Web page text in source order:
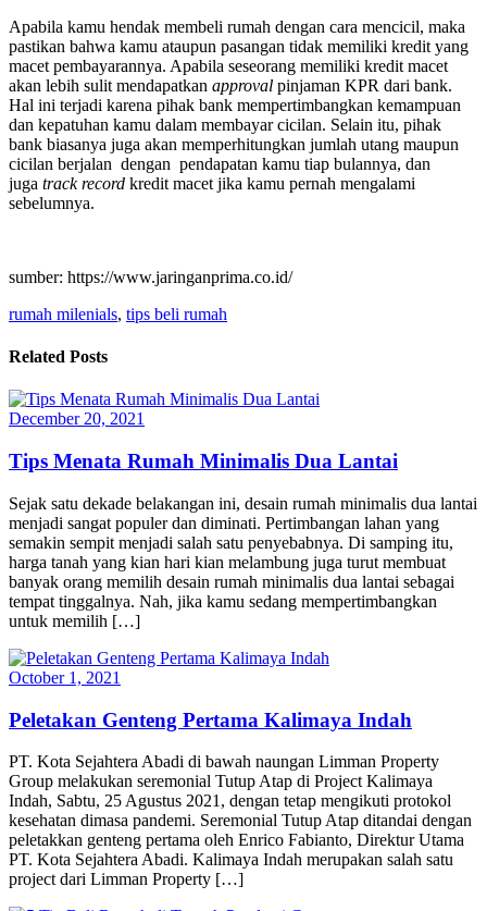
Apabila kamu hendak membeli rumah dengan cara mencicil, maka
pastikan bahwa kamu ataupun pasangan tidak memiliki kredit yang
macet pembayarannya. Apabila seseorang memiliki kredit macet
akan lebih sulit mendapatkan approval pinjaman KPR dari bank.
Hal ini terjadi karena pihak bank mempertimbangkan kemampuan
dan kepatuhan kamu dalam membayar cicilan. Selain itu, pihak
bank biasanya juga akan memperhitungkan jumlah utang maupun
cicilan berjalan dengan pendapatan kamu tiap bulannya, dan
juga track record kredit macet jika kamu pernah mengalami
sebelumnya.
sumber: https://www.jaringanprima.co.id/
rumah milenials, tips beli rumah
Related Posts
December 20, 2021
Tips Menata Rumah Minimalis Dua Lantai
Sejak satu dekade belakangan ini, desain rumah minimalis dua lantai
menjadi sangat populer dan diminati. Pertimbangan lahan yang
semakin sempit menjadi salah satu penyebabnya. Di samping itu,
harga tanah yang kian hari kian melambung juga turut membuat
banyak orang memilih desain rumah minimalis dua lantai sebagai
tempat tinggalnya. Nah, jika kamu sedang mempertimbangkan
untuk memilih […]
October 1, 2021
Peletakan Genteng Pertama Kalimaya Indah
PT. Kota Sejahtera Abadi di bawah naungan Limman Property
Group melakukan seremonial Tutup Atap di Project Kalimaya
Indah, Sabtu, 25 Agustus 2021, dengan tetap mengikuti protokol
kesehatan dimasa pandemi. Seremonial Tutup Atap ditandai dengan
peletakkan genteng pertama oleh Enrico Fabianto, Direktur Utama
PT. Kota Sejahtera Abadi. Kalimaya Indah merupakan salah satu
project dari Limman Property […]